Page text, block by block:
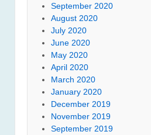
September 2020
August 2020
July 2020
June 2020
May 2020
April 2020
March 2020
January 2020
December 2019
November 2019
September 2019